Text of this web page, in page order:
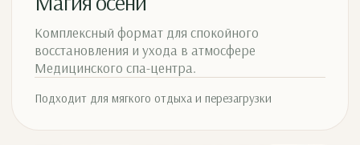
Комплексный формат для спокойного
восстановления и ухода в атмосфере
Медицинского спа-центра.
Подходит для мягкого отдыха и перезагрузки